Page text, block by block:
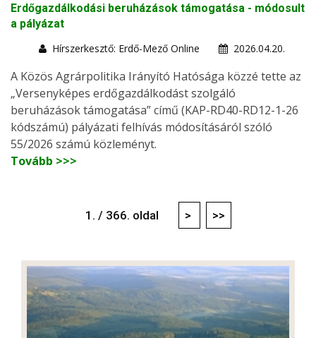
Erdőgazdálkodási beruházások támogatása - módosult
a pályázat
Hírszerkesztő: Erdő-Mező Online
2026.04.20.
A Közös Agrárpolitika Irányító Hatósága közzé tette az
„Versenyképes erdőgazdálkodást szolgáló
beruházások támogatása” című (KAP-RD40-RD12-1-26
kódszámú) pályázati felhívás módosításáról szóló
55/2026 számú közleményt.
Tovább >>>
1. / 366. oldal > >>